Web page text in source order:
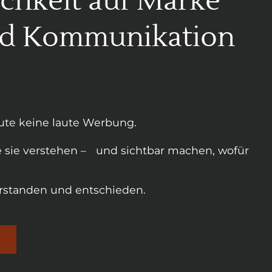
Kommunikation
keine laute Werbung.
sie verstehen – und sichtbar machen, wofür
und entschieden.